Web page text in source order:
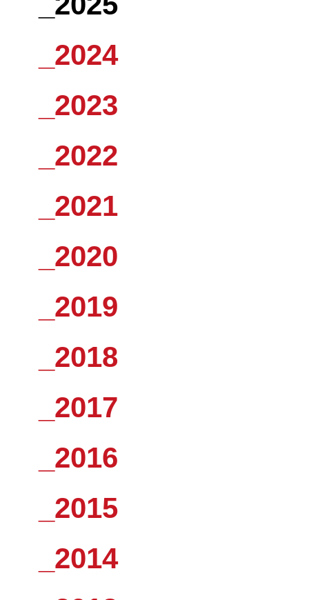
_2024
_2023
_2022
_2021
_2020
_2019
_2018
_2017
_2016
_2015
_2014